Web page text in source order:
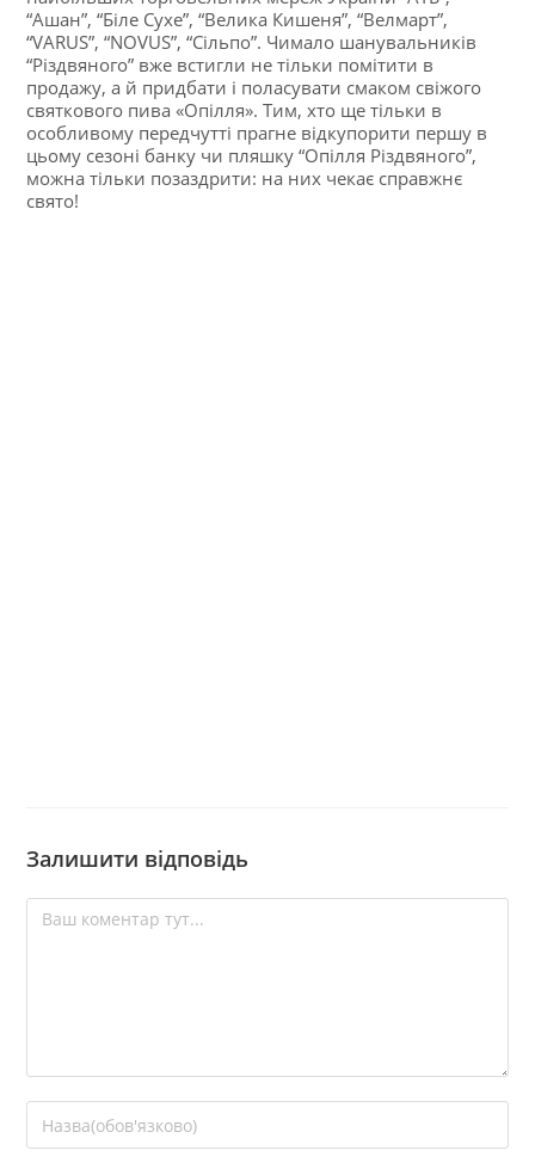
“Ашан”, “Біле Сухе”, “Велика Кишеня”, “Велмарт”,
“VARUS”, “NOVUS”, “Сільпо”. Чимало шанувальників
“Різдвяного” вже встигли не тільки помітити в
продажу, а й придбати і поласувати смаком свіжого
святкового пива «Опілля». Тим, хто ще тільки в
особливому передчутті прагне відкупорити першу в
цьому сезоні банку чи пляшку “Опілля Різдвяного”,
можна тільки позаздрити: на них чекає справжнє
свято!
Залишити відповідь